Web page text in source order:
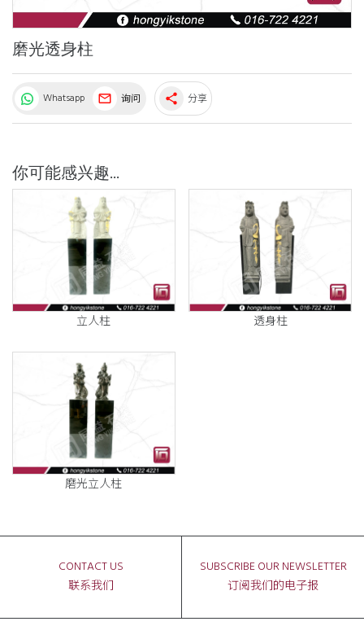
磨光透身柱
Whatsapp 询问 share 分享
你可能感兴趣...
立人柱 透身柱
磨光立人柱
CONTACT US
联系我们
SUBSCRIBE OUR NEWSLETTER
订阅我们的电子报